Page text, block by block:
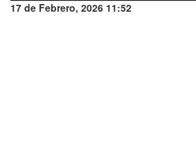
17 de Febrero, 2026 11:52